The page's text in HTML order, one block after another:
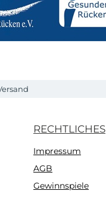
RECHTLICHES
Impressum
AGB
Gewinnspiele